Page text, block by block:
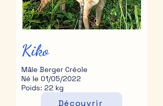
Kiko
Mâle Berger Créole
Né le 01/05/2022
Poids: 22 kg
Découvrir